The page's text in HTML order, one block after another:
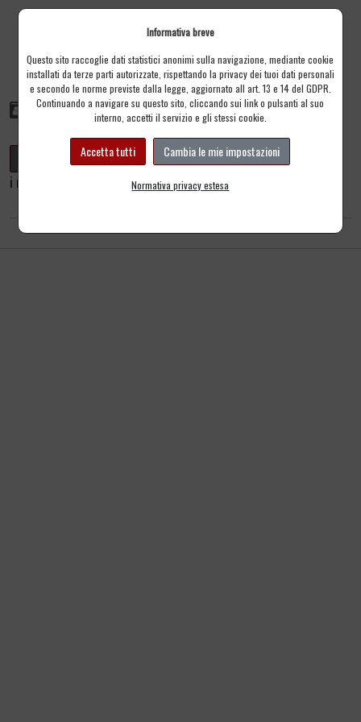
Informativa breve
Questo sito raccoglie dati statistici anonimi sulla navigazione, mediante cookie
installati da terze parti autorizzate, rispettando la privacy dei tuoi dati personali
e secondo le norme previste dalla legge, aggiornato all art. 13 e 14 del GDPR.
Continuando a navigare su questo sito, cliccando sui link o pulsanti al suo
interno, accetti il servizio e gli stessi cookie.
Accetta tutti Cambia le mie impostazioni
Normativa privacy estesa
Offerte e promozioniCarta Fedeltà
Gestisci opzioni cookies
i miei cookies